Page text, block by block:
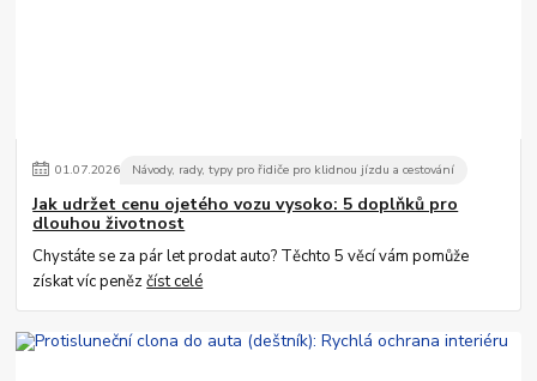
01.07.2026 Návody, rady, typy pro řidiče pro klidnou jízdu a cestování
Jak udržet cenu ojetého vozu vysoko: 5 doplňků pro
dlouhou životnost
Chystáte se za pár let prodat auto? Těchto 5 věcí vám pomůže
získat víc penězčíst celé